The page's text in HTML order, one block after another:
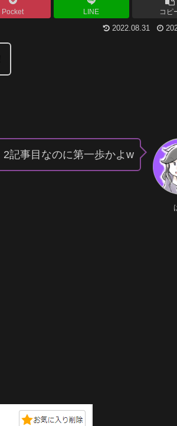
Pocket LINE コピ
2022.08.31
2記事目なのに第一歩かよw